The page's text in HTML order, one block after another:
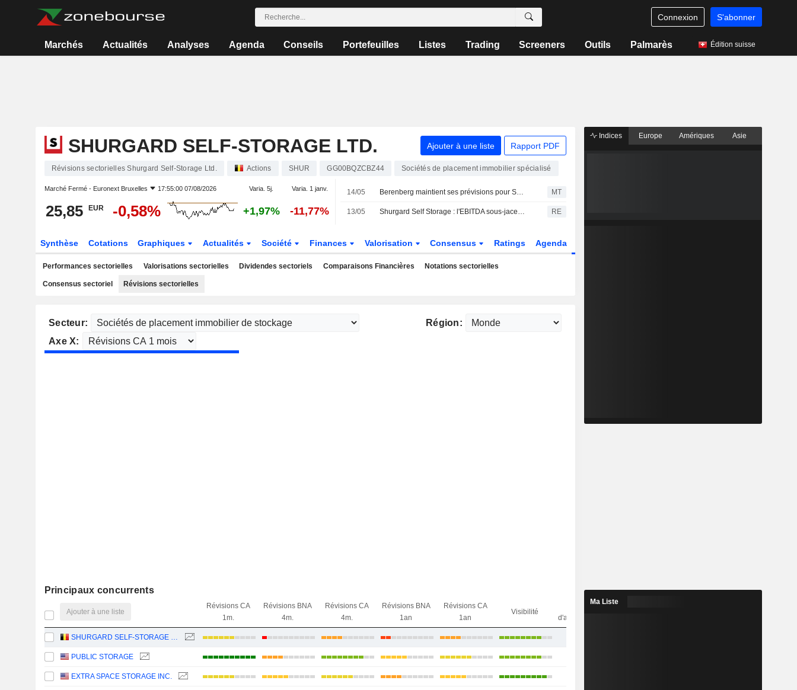
Connexion S'abonner
Marchés Actualités Analyses Agenda Conseils Portefeuilles Listes Trading Screeners Outils Palmarès Édition suisse
SHURGARD SELF-STORAGE LTD. Ajouter à une liste Rapport PDF
Révisions sectorielles Shurgard Self-Storage Ltd. Actions SHUR GG00BQZCBZ44 Sociétés de placement immobilier spécialisé
Marché Fermé - Euronext Bruxelles 17:55:00 07/08/2026 Varia. 5j. Varia. 1 janv.
25,85 EUR -0,58% +1,97% -11,77%
14/05 Berenberg maintient ses prévisions pour Shurgard après les résultats du T1 ; objectif de cours et recommandation inchangés MT
13/05 Shurgard Self Storage : l'EBITDA sous-jacent s'établit à 56,2 millions d'euros au premier trimestre RE
Synthèse Cotations Graphiques Actualités Société Finances Valorisation Consensus Ratings Agenda
Performances sectorielles Valorisations sectorielles Dividendes sectoriels Comparaisons Financières Notations sectorielles
Consensus sectoriel Révisions sectorielles
Secteur:
Région:
Axe X:
Principaux concurrents
Ajouter à une liste
Révisions CA
1m.
Révisions BNA
4m.
Révisions CA
4m.
Révisions BNA
1an
Révisions CA
1an
Visibilité
d'analystes
SHURGARD SELF-STORAGE LTD.
PUBLIC STORAGE
EXTRA SPACE STORAGE INC.
Indices Europe Amériques Asie
Ma Liste